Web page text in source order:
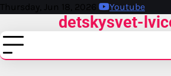
Skip
content
Thursday, Jun 18, 2026 Youtube
detskysvet-